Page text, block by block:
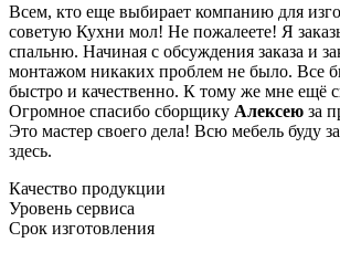
Всем, кто еще выбирает компанию для
советую Кухни мол! Не пожалеете! Я
спальню. Начиная с обсуждения заказа и
монтажом никаких проблем не было. Все
быстро и качественно. К тому же мне ещё
Огромное спасибо сборщику Алексею за
Это мастер своего дела! Всю мебель буду
здесь.
Качество продукции
Уровень сервиса
Срок изготовления